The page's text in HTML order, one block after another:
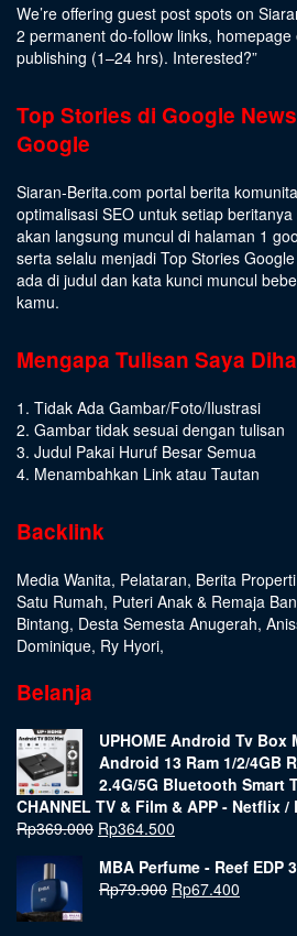
We’re offering guest post spots on
2 permanent do-follow links,
publishing (1–24 hrs). Interested?”
Top Stories di Google
Google
Siaran-Berita.com portal berita
optimalisasi SEO untuk setiap
akan langsung muncul di halaman 1
serta selalu menjadi Top Stories
ada di judul dan kata kunci muncul
kamu.
Mengapa Tulisan Saya
1. Tidak Ada Gambar/Foto/Ilustrasi
2. Gambar tidak sesuai dengan tulisan
3. Judul Pakai Huruf Besar Semua
4. Menambahkan Link atau Tautan
Backlink
Media Wanita, Pelataran, Berita Properti
Satu Rumah, Puteri Anak & Remaja
Bintang, Desta Semesta Anugerah,
Dominique, Ry Hyori,
Belanja
UPHOME Android Tv Box
Android 13 Ram 1/2/4GB
2.4G/5G Bluetooth Smart
CHANNEL TV & Film & APP - Netflix /
Rp369.000 Rp364.500
MBA Perfume - Reef EDP
Rp79.900 Rp67.400